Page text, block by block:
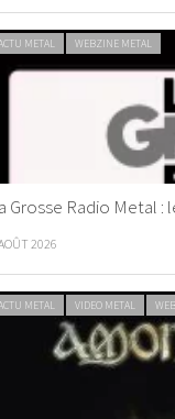
METAL WEBZINE METAL
Grosse Radio Metal :
2026
METAL VIDEO METAL